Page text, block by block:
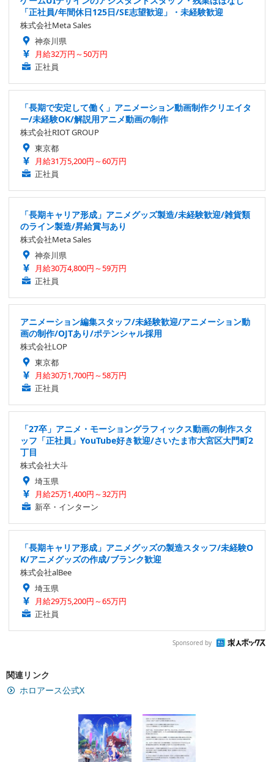
「正社員/年間休日125日/SE志望歓迎」・未経験歓迎
株式会社Meta Sales
神奈川県
月給32万円～50万円
正社員
「長期で安定して働く」アニメーション動画制作クリエイタ
ー/未経験OK/解説用アニメ動画の制作
株式会社RIOT GROUP
東京都
月給31万5,200円～60万円
正社員
「長期キャリア形成」アニメグッズ製造/未経験歓迎/雑貨類
のライン製造/昇給賞与あり
株式会社Meta Sales
神奈川県
月給30万4,800円～59万円
正社員
アニメーション編集スタッフ/未経験歓迎/アニメーション動
画の制作/OJTあり/ポテンシャル採用
株式会社LOP
東京都
月給30万1,700円～58万円
正社員
「27卒」アニメ・モーショングラフィックス動画の制作スタ
ッフ「正社員」YouTube好き歓迎/さいたま市大宮区大門町2
丁目
株式会社大斗
埼玉県
月給25万1,400円～32万円
新卒・インターン
「長期キャリア形成」アニメグッズの製造スタッフ/未経験O
K/アニメグッズの作成/ブランク歓迎
株式会社alBee
埼玉県
月給29万5,200円～65万円
正社員
Sponsored by
関連リンク
ホロアース公式X